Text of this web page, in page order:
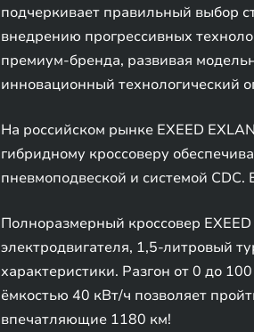
подчеркивает правильный выбор
внедрению прогрессивных
премиум-бренда, развивая
инновационный технологический
На российском рынке EXEED
гибридному кроссоверу
пневмоподвеской и системой
Полноразмерный кроссовер
электродвигателя, 1,5-литровый
характеристики. Разгон от 0 до
ёмкостью 40 кВт/ч позволяет
впечатляющие 1180 км!